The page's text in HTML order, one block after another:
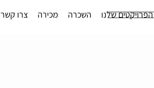
הפרויקטים שלנו השכרה מכירה צרו קשר